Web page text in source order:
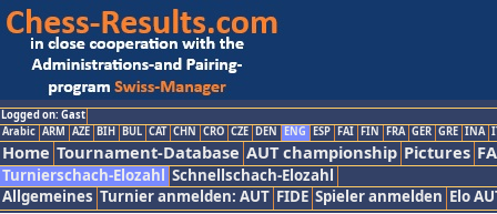
Logged on: Gast
Arabic ARM AZE BIH BUL CAT CHN CRO CZE DEN ENG ESP FAI FIN FRA GER GRE INA
Home Tournament-Database AUT championship Pictures
Turnierschach-Elozahl Schnellschach-Elozahl
Allgemeines Turnier anmelden: AUT FIDE Spieler anmelden Elo